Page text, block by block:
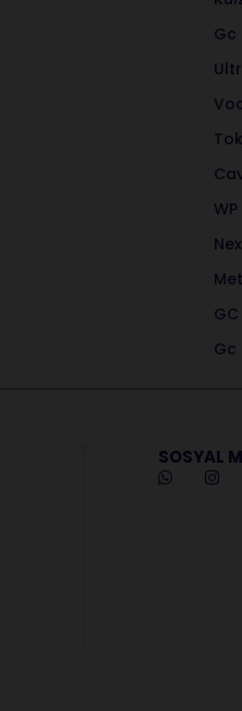
Gc
GC
Gc
SOSYAL